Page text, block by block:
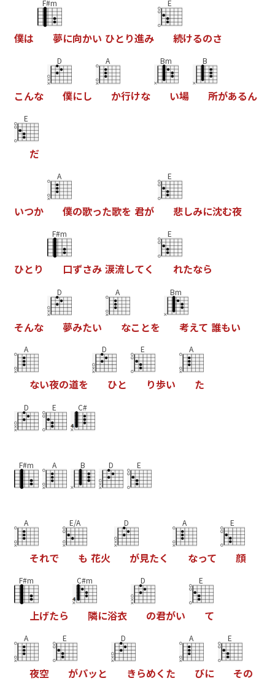
僕は
F#m
夢に向かい ひと り進み
E
続けるのさ
こんな
D
僕にし
A
か行けな
Bm
い場
B
所があるん
E
だ
いつか
A
僕の歌った歌を 君が
E
悲しみに沈む夜
ひと り
F#m
口ずさみ 涙流してく
E
れたなら
そんな
D
夢みたい
A
なこ とを
Bm
考えて 誰もい
A
ない夜の道を
D
ひと
E
り歩い
A
た
D E C#
F#m A B D E
A
それで
E/A
も 花火
D
が見たく
A
なって
E
顔
F#m
上げたら
C#m
隣に浴衣
D
の君がい
E
て
A
夜空
E
がパッ と
D
きらめく た
A
びに
E
その